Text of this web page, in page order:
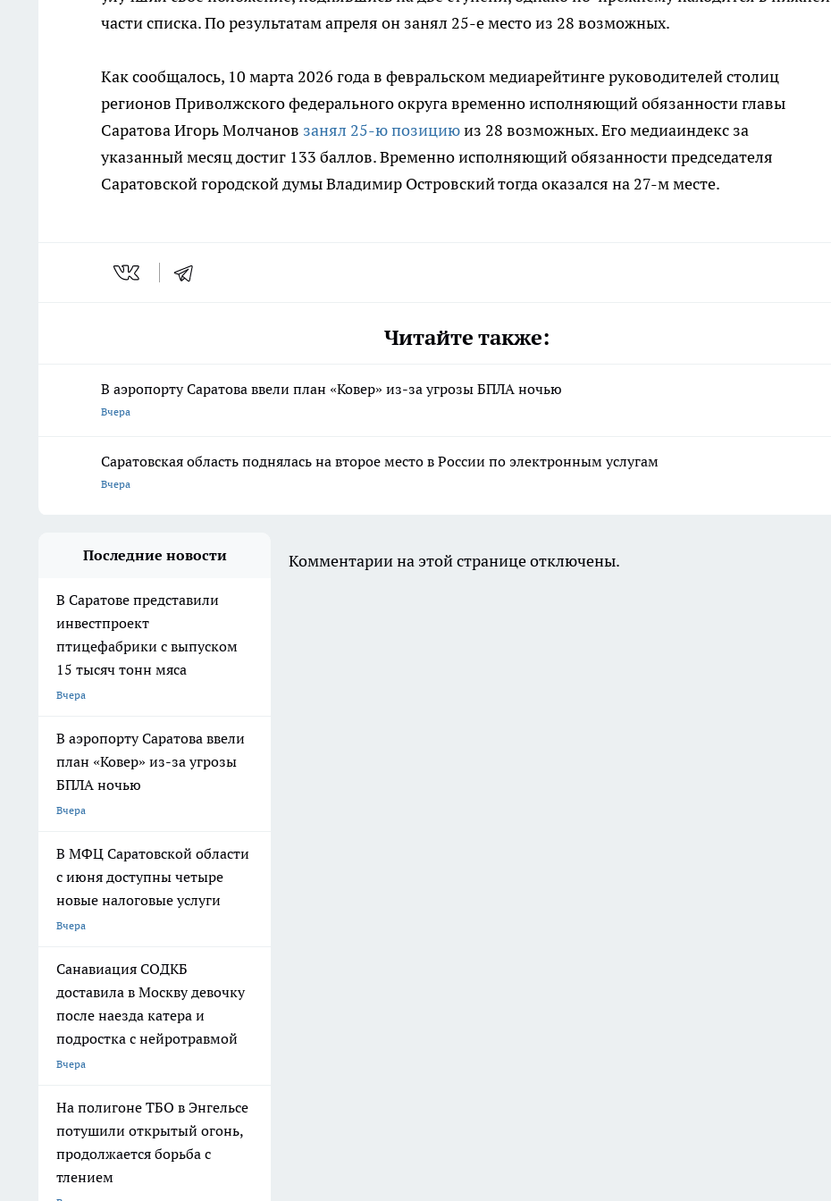
части списка. По результатам апреля он занял 25-е место из 28 возможных.
Как сообщалось, 10 марта 2026 года в февральском медиарейтинге руководителей столиц
регионов Приволжского федерального округа временно исполняющий обязанности главы
Саратова Игорь Молчанов занял 25-ю позициюиз 28 возможных. Его медиаиндекс за
указанный месяц достиг 133 баллов. Временно исполняющий обязанности председателя
Саратовской городской думы Владимир Островский тогда оказался на 27-м месте.
Читайте также:
В аэропорту Саратова ввели план «Ковер» из-за угрозы БПЛА ночью
Вчера
Саратовская область поднялась на второе место в России по электронным услугам
Вчера
Последние новости
В Саратове представили
инвестпроект
птицефабрики с выпуском
15 тысяч тонн мяса
Вчера
В аэропорту Саратова ввели
план «Ковер» из-за угрозы
БПЛА ночью
Вчера
В МФЦ Саратовской области
с июня доступны четыре
новые налоговые услуги
Вчера
Санавиация СОДКБ
доставила в Москву девочку
после наезда катера и
подростка с нейротравмой
Вчера
На полигоне ТБО в Энгельсе
потушили открытый огонь,
продолжается борьба с
тлением
Комментарии на этой странице отключены.